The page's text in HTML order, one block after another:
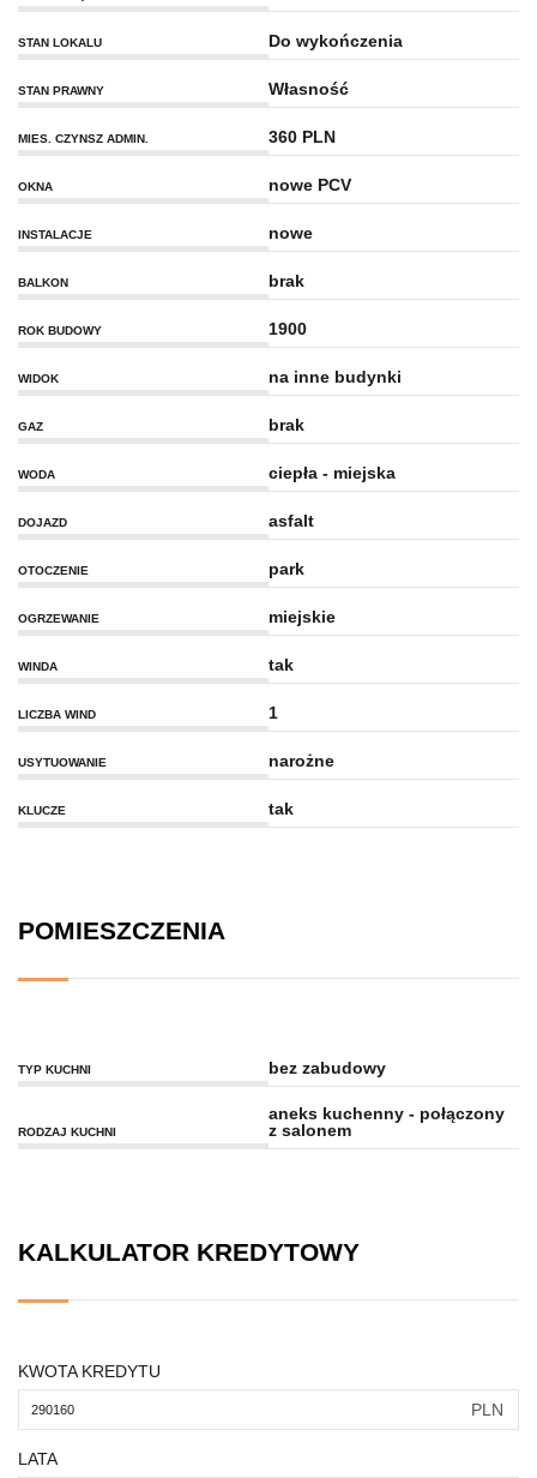
STAN LOKALU Do wykończenia
STAN PRAWNY Własność
MIES. CZYNSZ ADMIN. 360 PLN
OKNA nowe PCV
INSTALACJE nowe
BALKON brak
ROK BUDOWY 1900
WIDOK na inne budynki
GAZ brak
WODA ciepła - miejska
DOJAZD asfalt
OTOCZENIE park
OGRZEWANIE miejskie
WINDA tak
LICZBA WIND 1
USYTUOWANIE narożne
KLUCZE tak
POMIESZCZENIA
TYP KUCHNI bez zabudowy
RODZAJ KUCHNI
aneks kuchenny - połączony
z salonem
KALKULATOR KREDYTOWY
KWOTA KREDYTU
PLN
LATA